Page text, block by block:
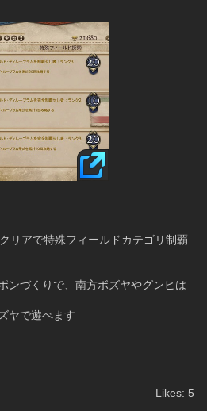
リアで特殊フィールドカテゴリ制覇
ンづくりで、南方ボズヤやグンヒは
ヤで遊べます
Likes: 5